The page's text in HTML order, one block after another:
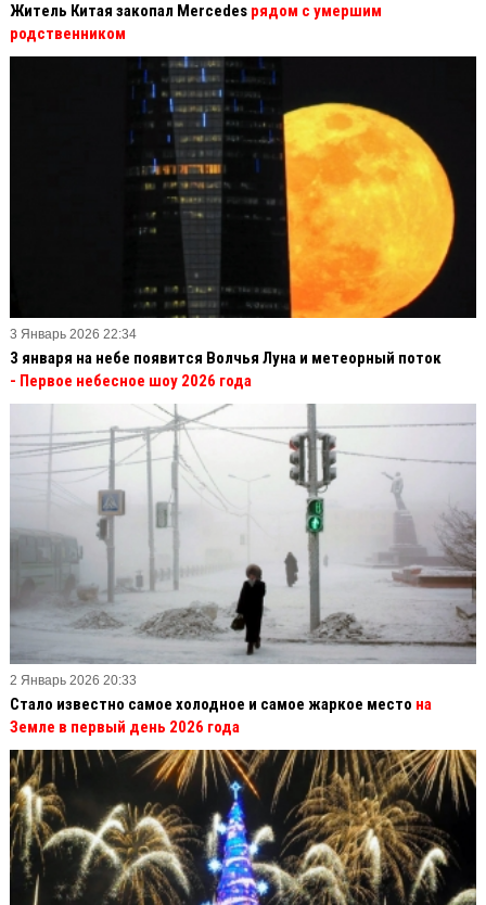
Житель Китая закопал Mercedes рядом с умершим
родственником
3 Январь 2026 22:34
3 января на небе появится Волчья Луна и метеорный поток
- Первое небесное шоу 2026 года
2 Январь 2026 20:33
Стало известно самое холодное и самое жаркое место на
Земле в первый день 2026 года